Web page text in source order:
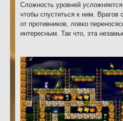
Сложность уровней
чтобы спуститься к ним.
от противников, ловко
интересным. Так что, эта